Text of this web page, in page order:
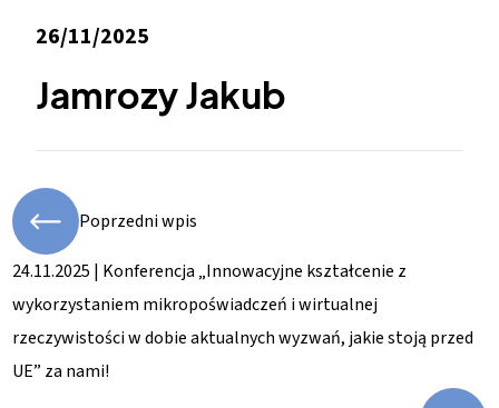
26/11/2025
Jamrozy Jakub
Poprzedni wpis
24.11.2025 | Konferencja „Innowacyjne kształcenie z
wykorzystaniem mikropoświadczeń i wirtualnej
rzeczywistości w dobie aktualnych wyzwań, jakie stoją przed
UE” za nami!